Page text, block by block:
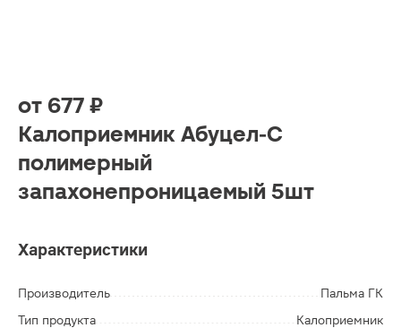
от 677 ₽
Калоприемник Абуцел-С
полимерный
запахонепроницаемый 5шт
Характеристики
Производитель
Пальма ГК
Тип продукта
Калоприемник